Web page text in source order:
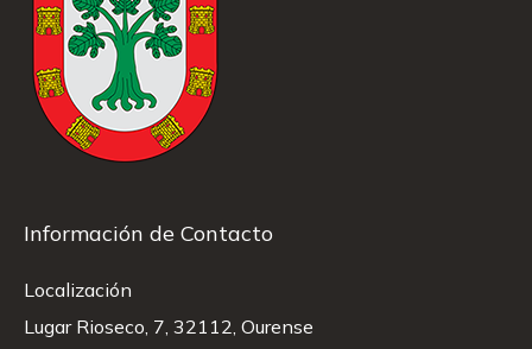
Información de Contacto
Localización
Lugar Rioseco, 7, 32112, Ourense